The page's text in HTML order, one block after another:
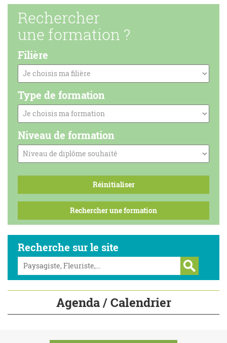
Rechercher
une formation ?
Filière
Type de formation
Niveau de formation
Recherche sur le site
Agenda / Calendrier